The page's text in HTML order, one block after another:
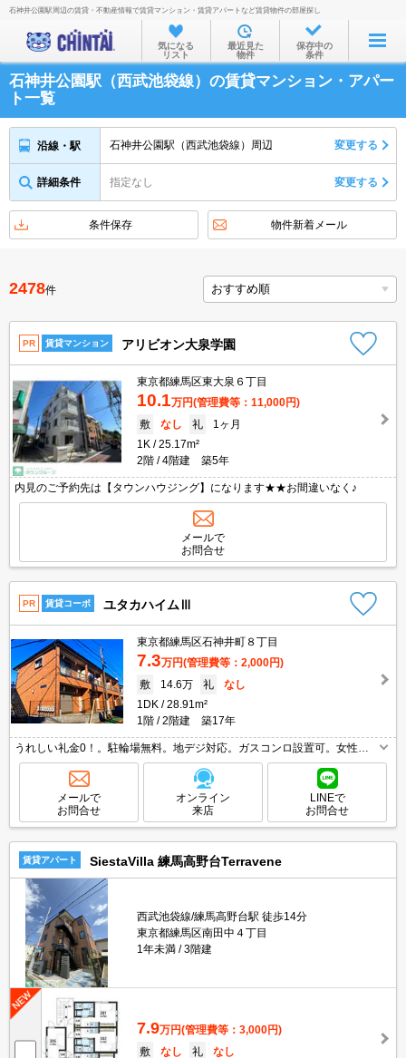
お部屋を探す
沿線・駅から
住所から
家賃相場から
不動産会社から
石神井公園駅周辺の賃貸・不動産情報で賃貸マンション・賃貸アパートなど賃貸物件の部屋探し
気になる
リスト
最近見た
物件
保存中の
条件
石神井公園駅（西武池袋線）の賃貸マンション・アパー
ト一覧
沿線・駅 石神井公園駅（西武池袋線）周辺 変更する
詳細条件 指定なし 変更する
条件保存 物件新着メール
2478件
PR 賃貸マンション アリビオン大泉学園
東京都練馬区東大泉６丁目
10.1万円(管理費等：11,000円)
敷
なし 礼
1ヶ月
1K
25.17m²
2階
4階建 築5年
内見のご予約先は【タウンハウジング】になります★★お間違いなく♪
メールで
お問合せ
PR 賃貸コーポ ユタカハイムⅢ
東京都練馬区石神井町８丁目
7.3万円(管理費等：2,000円)
敷
14.6万 礼
なし
1DK
28.91m²
1階
2階建 築17年
うれしい礼金0！。駐輪場無料。地デジ対応。ガスコンロ設置可。女性限
定。女性の方は仲介手数料家賃の0.55ヶ月分より10％OFF。
メールで
お問合せ
オンライン
来店
LINEで
お問合せ
賃貸アパート SiestaVilla 練馬高野台Terravene
西武池袋線/練馬高野台駅 徒歩14分
東京都練馬区南田中４丁目
1年未満
3階建
7.9万円(管理費等：3,000円)
敷
なし 礼
なし